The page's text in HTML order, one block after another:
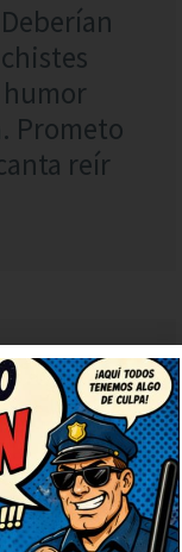
humor
Prometo
reír